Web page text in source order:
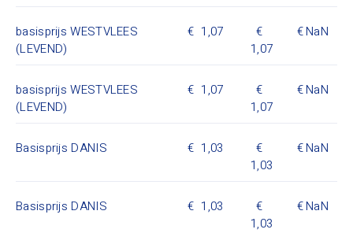
basisprijs WESTVLEES
(LEVEND)
1,07
1,07
NaN
basisprijs WESTVLEES
(LEVEND)
1,07
1,07
NaN
Basisprijs DANIS
1,03
1,03
NaN
Basisprijs DANIS
1,03
1,03
NaN